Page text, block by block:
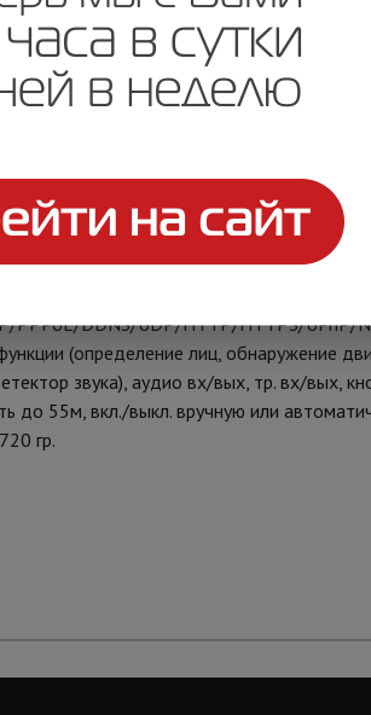
дневного и ночного режима,
объектив 2,7-13,5 мм, 0.005 Лк @ F1.2
ИК-
PPPoE/DDNS/UDP/HTTP/HTTPS/UPnP/
(определение лиц, обнаружение
звука), аудио вх/вых, тр. вх/вых,
55м, вкл./выкл. вручную или
гр.